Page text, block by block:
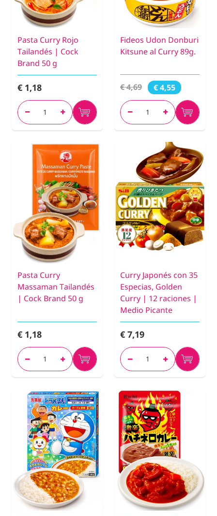
Pasta Curry Rojo
Tailandés | Cock
Brand 50 g
€ 1,18
Fideos Udon Donburi
Kitsune al Curry 89g.
€ 4,69 € 4,55
Pasta Curry
Massaman Tailandés
| Cock Brand 50 g
€ 1,18
Curry Japonés con 35
Especias, Golden
Curry | 12 raciones |
Medio Picante
€ 7,19